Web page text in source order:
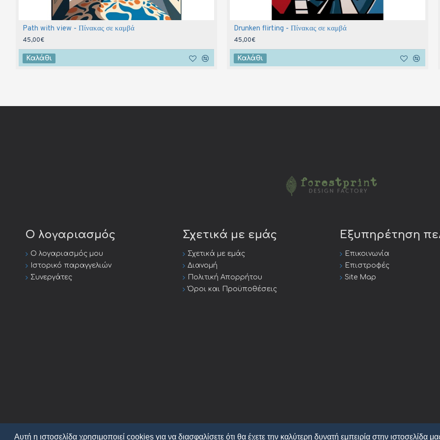
Αυτή η ιστοσελίδα χρησιμοποιεί cookies για να διασφαλίσετε ότι θα έχετε την καλύτερη δυνατή εμπειρία στην ιστοσελίδα
Path with view - Πίνακας σε καμβά
45,00€
Καλάθι
Drunken flirting - Πίνακας σε καμβά
45,00€
Καλάθι
Ο λογαριασμός
Ο λογαριασμός μου
Ιστορικό παραγγελιών
Συνεργάτες
Σχετικά με εμάς
Σχετικά με εμάς
Διανομή
Πολιτική Απορρήτου
Όροι και Προϋποθέσεις
Εξυπηρέτηση
Επικοινωνία
Επιστροφές
Site Map